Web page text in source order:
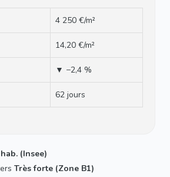
4 250 €/m²
14,20 €/m²
▼ −2,4 %
62 jours
(Insee)
Très forte (Zone B1)